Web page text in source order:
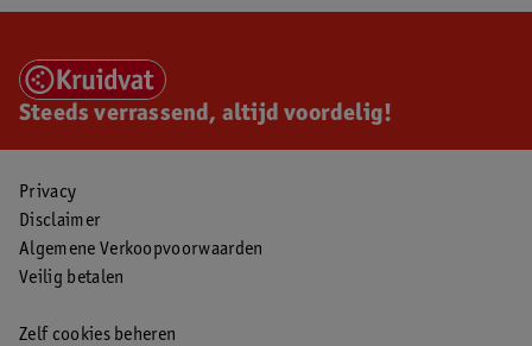
Steeds verrassend, altijd voordelig!
Privacy
Disclaimer
Algemene Verkoopvoorwaarden
Veilig betalen
Zelf cookies beheren